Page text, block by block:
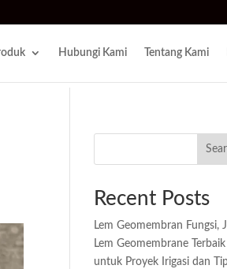
Hubungi Kami Tentang Kami
Recent Posts
Lem Geomembran Fungsi,
Lem Geomembrane Terbaik
untuk Proyek Irigasi dan